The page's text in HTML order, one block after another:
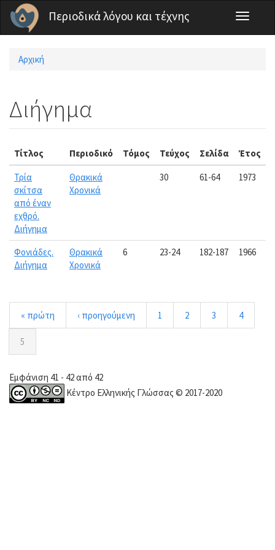
Παράκαμψη προς το κυρίως περιεχόμενο
Περιοδικά λόγου και τέχνης
Toggle
Είστε εδώ
Αρχική
Διήγημα
Τίτλος Περιοδικό Τόμος Τεύχος Σελίδα Έτος
Τρία
σκίτσα
από έναν
εχθρό.
Διήγημα
Θρακικά
Χρονικά
30 61-64 1973
Φονιάδες.
Διήγημα
Θρακικά
Χρονικά
6 23-24 182-187 1966
« πρώτη ‹ προηγούμενη 1 2 3 4
5
Εμφάνιση 41 - 42 από 42
Κέντρο Ελληνικής Γλώσσας © 2017-2020